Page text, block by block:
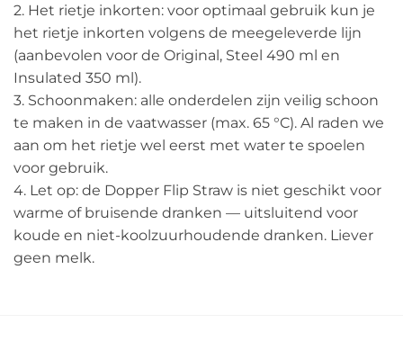
2. Het rietje inkorten: voor optimaal gebruik kun je
het rietje inkorten volgens de meegeleverde lijn
(aanbevolen voor de Original, Steel 490 ml en
Insulated 350 ml).
3. Schoonmaken: alle onderdelen zijn veilig schoon
te maken in de vaatwasser (max. 65 °C). Al raden we
aan om het rietje wel eerst met water te spoelen
voor gebruik.
4. Let op: de Dopper Flip Straw is niet geschikt voor
warme of bruisende dranken — uitsluitend voor
koude en niet-koolzuurhoudende dranken. Liever
geen melk.